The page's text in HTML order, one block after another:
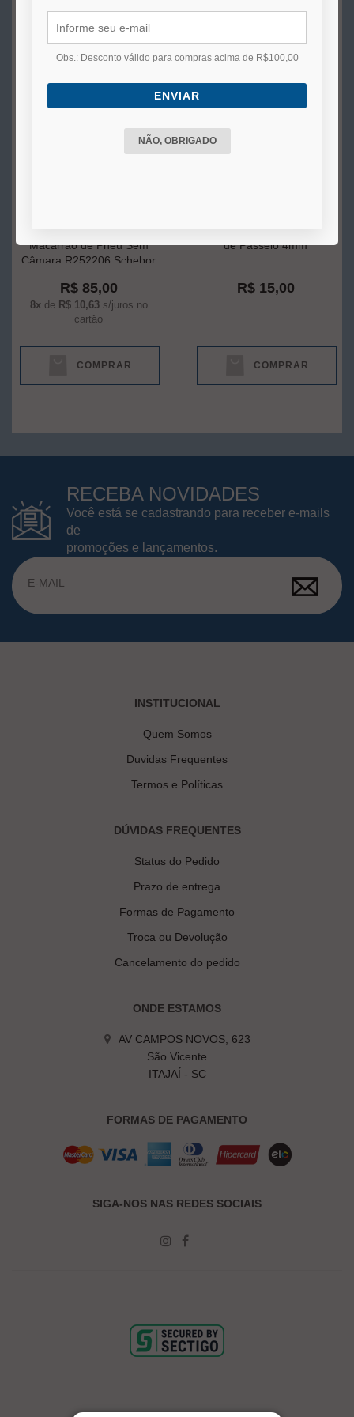
Macarrão de Pneu Sem
Câmara R252206 Schebor
R$ 85,00
8xde R$ 10,63s/juros no
cartão
COMPRAR
de Passeio 4mm
R$ 15,00
COMPRAR
RECEBA NOVIDADES
Você está se cadastrando para receber e-mails
de
promoções e lançamentos.
INSTITUCIONAL
Quem Somos
Duvidas Frequentes
Termos e Políticas
DÚVIDAS FREQUENTES
Status do Pedido
Prazo de entrega
Formas de Pagamento
Troca ou Devolução
Cancelamento do pedido
ONDE ESTAMOS
AV CAMPOS NOVOS, 623
São Vicente
ITAJAÍ - SC
FORMAS DE PAGAMENTO
SIGA-NOS NAS REDES SOCIAIS
Obs.: Desconto válido para compras acima de R$100,00
ENVIAR
NÃO, OBRIGADO